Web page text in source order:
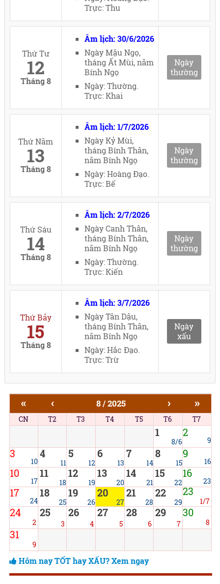
Trực: Thu
Thứ Tư
12
Tháng 8
Âm lịch: 30/6/2026
Ngày Mậu Ngọ,
tháng Ất Mùi, năm
Bính Ngọ
Ngày: Thường.
Trực: Khai
Ngày
thường
Thứ Năm
13
Tháng 8
Âm lịch: 1/7/2026
Ngày Kỷ Mùi,
tháng Bính Thân,
năm Bính Ngọ
Ngày: Hoàng Đạo.
Trực: Bế
Ngày
thường
Thứ Sáu
14
Tháng 8
Âm lịch: 2/7/2026
Ngày Canh Thân,
tháng Bính Thân,
năm Bính Ngọ
Ngày: Thường.
Trực: Kiến
Ngày
thường
Thứ Bảy
15
Tháng 8
Âm lịch: 3/7/2026
Ngày Tân Dậu,
tháng Bính Thân,
năm Bính Ngọ
Ngày: Hắc Đạo.
Trực: Trừ
Ngày
xấu
« ‹ 8 / 2025 › »
CN T2 T3 T4 T5 T6 T7
1
8/6
2
9
3
10
4
11
5
12
6
13
7
14
8
15
9
16
10
17
11
18
12
19
13
20
14
21
15
22
16
23
17
24
18
25
19
26
20
27
21
28
22
29
23
1/7
24
2
25
3
26
4
27
5
28
6
29
7
30
8
31
9
Hôm nay TỐT hay XẤU? Xem ngay